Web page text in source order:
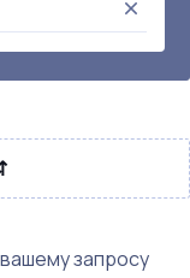
запросу